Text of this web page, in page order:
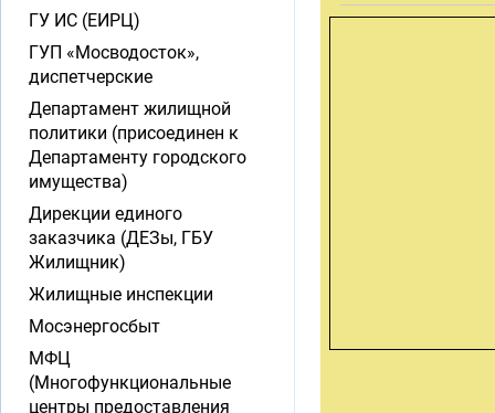
ГУ ИС (ЕИРЦ)
ГУП «Мосводосток»,
диспетчерские
Департамент жилищной
политики (присоединен к
Департаменту городского
имущества)
Дирекции единого
заказчика (ДЕЗы, ГБУ
Жилищник)
Жилищные инспекции
Мосэнергосбыт
МФЦ
(Многофункциональные
центры предоставления